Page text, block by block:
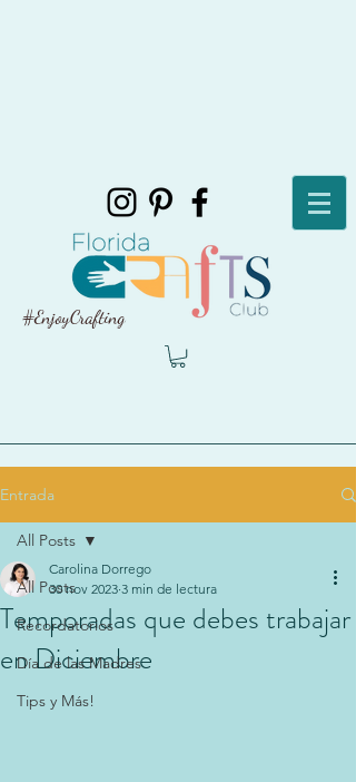
#EnjoyCrafting
Entrada
All Posts
Recordatorios
Día de las Madres
Tips y Más!
All Posts
Temporadas que debes trabajar
en Diciembre
Carolina Dorrego
30 nov 2023 3 min de lectura